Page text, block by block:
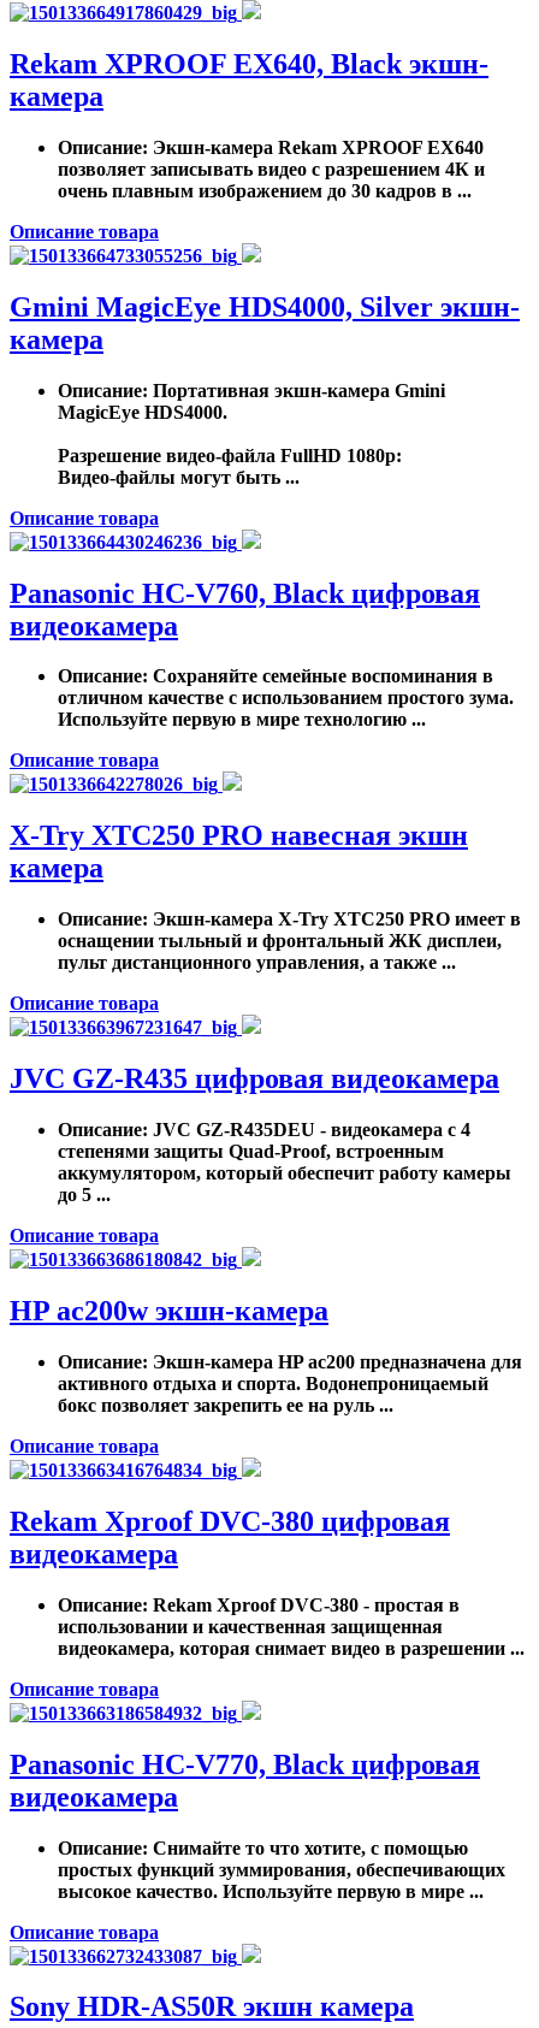
Rekam XPROOF EX640, Black экшн-
камера
Описание: Экшн-камера Rekam XPROOF EX640
позволяет записывать видео с разрешением 4К и
очень плавным изображением до 30 кадров в ...
Описание товара
Gmini MagicEye HDS4000, Silver экшн-
камера
Описание: Портативная экшн-камера Gmini
MagicEye HDS4000.
Разрешение видео-файла FullHD 1080p:
Видео-файлы могут быть ...
Описание товара
Panasonic HC-V760, Black цифровая
видеокамера
Описание: Сохраняйте семейные воспоминания в
отличном качестве с использованием простого зума.
Используйте первую в мире технологию ...
Описание товара
X-Try XTC250 PRO навесная экшн
камера
Описание: Экшн-камера X-Try XTC250 PRO имеет в
оснащении тыльный и фронтальный ЖК дисплеи,
пульт дистанционного управления, а также ...
Описание товара
JVC GZ-R435 цифровая видеокамера
Описание: JVC GZ-R435DEU - видеокамера с 4
степенями защиты Quad-Proof, встроенным
аккумулятором, который обеспечит работу камеры
до 5 ...
Описание товара
HP ac200w экшн-камера
Описание: Экшн-камера HP ac200 предназначена для
активного отдыха и спорта. Водонепроницаемый
бокс позволяет закрепить ее на руль ...
Описание товара
Rekam Xproof DVC-380 цифровая
видеокамера
Описание: Rekam Xproof DVC-380 - простая в
использовании и качественная защищенная
видеокамера, которая снимает видео в разрешении ...
Описание товара
Panasonic HC-V770, Black цифровая
видеокамера
Описание: Снимайте то что хотите, с помощью
простых функций зуммирования, обеспечивающих
высокое качество. Используйте первую в мире ...
Описание товара
Sony HDR-AS50R экшн камера